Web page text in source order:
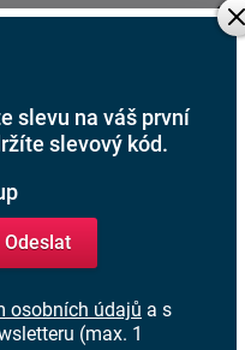
v universálním bílém
designu. Nabízí
prostoru a jedné
příslušenství k TV a
na sestavení.
slevu na váš první
slevový kód.
Odeslat
osobních údajů a s
(max. 1